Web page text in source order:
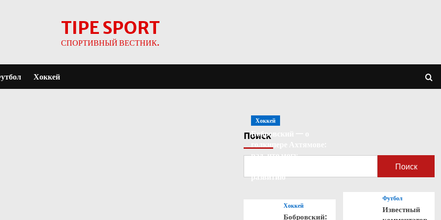
TIPE SPORT
СПОРТИВНЫЙ ВЕСТНИК.
Хоккей
Поиск
Поиск
Хоккей
Бобровский — о
рад, что могу
развитию
Хоккей
Бобровский:
Футбол
Известный